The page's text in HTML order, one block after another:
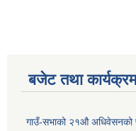
बजेट तथा कार्यक्रम
गाउँ-सभाको २१औ अधिवेसनको